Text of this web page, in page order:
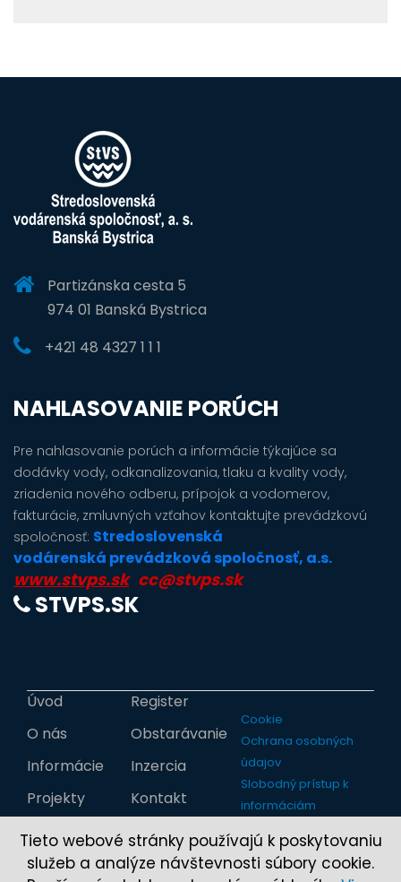
Partizánska cesta 5
974 01 Banská Bystrica
+421 48 4327 1 1 1
NAHLASOVANIE PORÚCH
Pre nahlasovanie porúch a informácie týkajúce sa
dodávky vody, odkanalizovania, tlaku a kvality vody,
zriadenia nového odberu, prípojok a vodomerov,
fakturácie, zmluvných vzťahov kontaktujte prevádzkovú
spoločnosť: Stredoslovenská
vodárenská prevádzková spoločnosť, a.s.
www.stvps.sk cc@stvps.sk
STVPS.SK
Úvod
O nás
Informácie
Projekty
Register
Obstarávanie
Inzercia
Kontakt
Cookie
Ochrana osobných
údajov
Slobodný prístup k
informáciám
Tieto webové stránky používajú k poskytovaniu
služeb a analýze návštevnosti súbory cookie.